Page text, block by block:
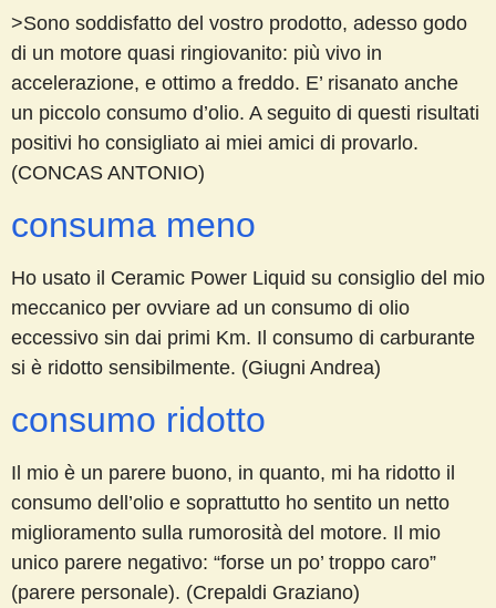
>Sono soddisfatto del vostro prodotto, adesso godo
di un motore quasi ringiovanito: più vivo in
accelerazione, e ottimo a freddo. E’ risanato anche
un piccolo consumo d’olio. A seguito di questi risultati
positivi ho consigliato ai miei amici di provarlo.
(CONCAS ANTONIO)
consuma meno
Ho usato il Ceramic Power Liquid su consiglio del mio
meccanico per ovviare ad un consumo di olio
eccessivo sin dai primi Km. Il consumo di carburante
si è ridotto sensibilmente. (Giugni Andrea)
consumo ridotto
Il mio è un parere buono, in quanto, mi ha ridotto il
consumo dell’olio e soprattutto ho sentito un netto
miglioramento sulla rumorosità del motore. Il mio
unico parere negativo: “forse un po’ troppo caro”
(parere personale). (Crepaldi Graziano)